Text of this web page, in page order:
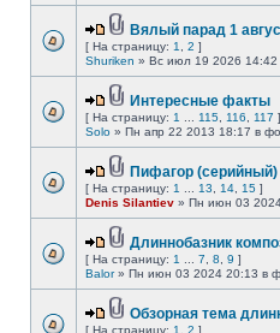
Вялый парад 1
[ На страницу: 1 2 ]
Shuriken » Вс июл 19 2026 14:42
Интересные факты
[ На страницу: 1 115 116 117 ]
Solo » Пн апр 22 2013 18:17 в
Пифагор (серийный)
[ На страницу: 1 13 14 15 ]
Denis Silantiev » Пн июн 03
Длиннобазник
[ На страницу: 1 7 8 9 ]
Balor» Пн июн 03 2024 20:13 в
Обзорная тема
[ На страницу: 1 2 ]